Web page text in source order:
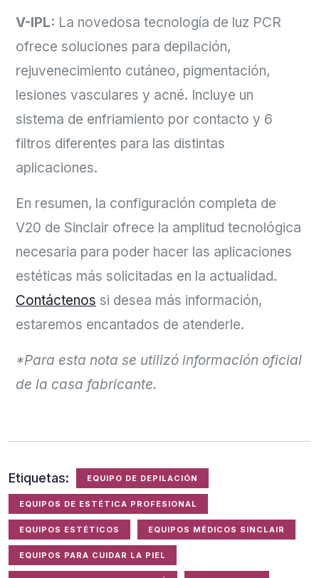
V-IPL: La novedosa tecnología de luz PCR
ofrece soluciones para depilación,
rejuvenecimiento cutáneo, pigmentación,
lesiones vasculares y acné. Incluye un
sistema de enfriamiento por contacto y 6
filtros diferentes para las distintas
aplicaciones.
En resumen, la configuración completa de
V20 de Sinclair ofrece la amplitud tecnológica
necesaria para poder hacer las aplicaciones
estéticas más solicitadas en la actualidad.
Contáctenos si desea más información,
estaremos encantados de atenderle.
*Para esta nota se utilizó información oficial
de la casa fabricante.
Etiquetas: EQUIPO DE DEPILACIÓN
EQUIPOS DE ESTÉTICA PROFESIONAL
EQUIPOS ESTÉTICOS EQUIPOS MÉDICOS SINCLAIR
EQUIPOS PARA CUIDAR LA PIEL